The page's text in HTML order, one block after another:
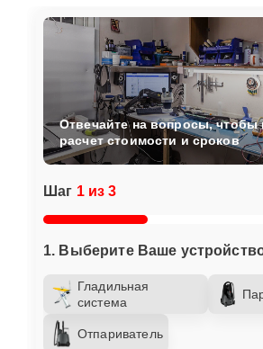
Шаг 1 из 3
1. Выберите Ваше
Гладильная
система
Отпариватель
Отвечайте на вопросы, чтобы
расчет стоимости и сроков